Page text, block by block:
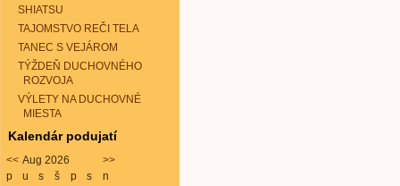
SHIATSU
TAJOMSTVO REČI TELA
TANEC S VEJÁROM
TÝŽDEŇ DUCHOVNÉHO
ROZVOJA
VÝLETY NA DUCHOVNÉ
MIESTA
Kalendár podujatí
<< Aug 2026
>>
p
u s š p s n